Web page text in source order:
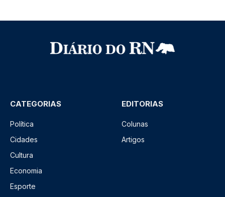
CATEGORIAS
Política
Cidades
Cultura
Economia
Esporte
EDITORIAS
Colunas
Artigos